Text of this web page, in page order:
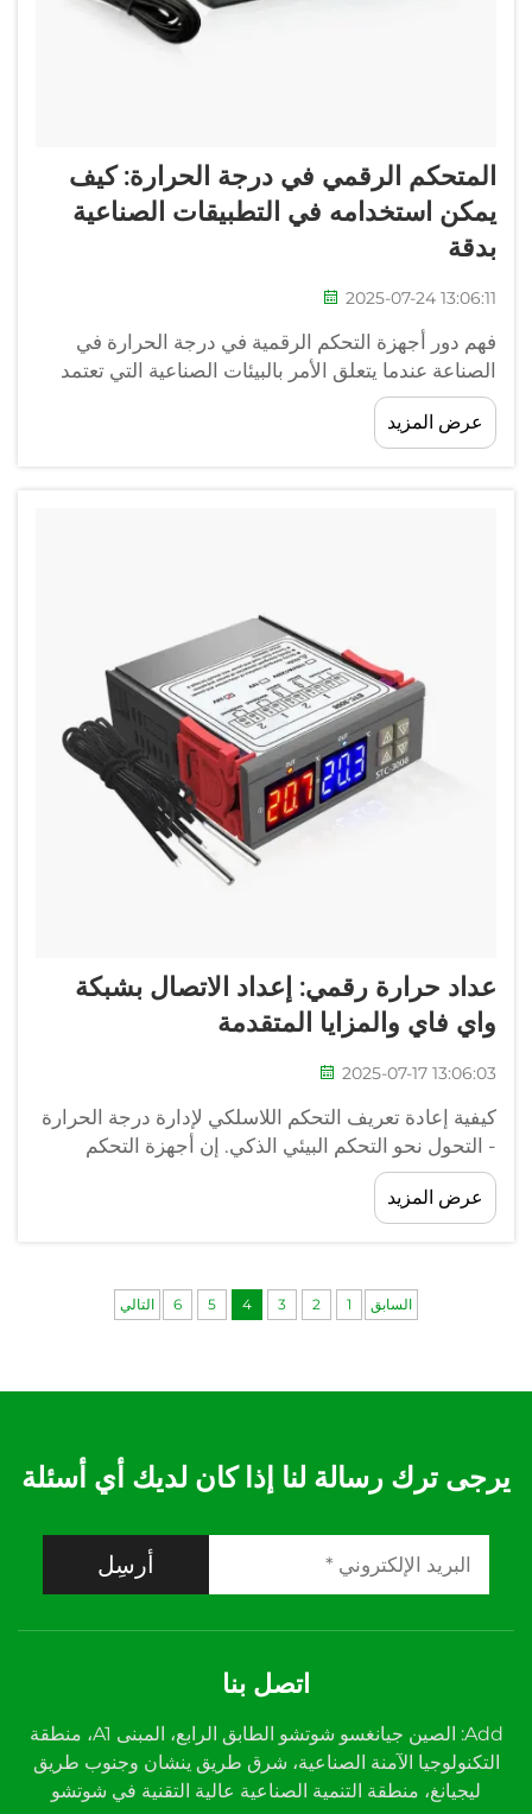
المتحكم الرقمي في درجة الحرارة: كيف
يمكن استخدامه في التطبيقات الصناعية
بدقة
2025-07-24 13:06:11
فهم دور أجهزة التحكم الرقمية في درجة الحرارة في
الصناعة عندما يتعلق الأمر بالبيئات الصناعية التي تعتمد
فيها السلامة والإنتاجية على الدقة في إنجاز المهام، فقد
أصبحت أجهزة التحكم الرقمية في درجة الحرارة ضرورة
ملحة تقريبًا...
عرض المزيد
عداد حرارة رقمي: إعداد الاتصال بشبكة
واي فاي والمزايا المتقدمة
2025-07-17 13:06:03
كيفية إعادة تعريف التحكم اللاسلكي لإدارة درجة الحرارة
- التحول نحو التحكم البيئي الذكي. إن أجهزة التحكم
الرقمية في درجة الحرارة تُحدث تغييرًا جذريًا في كيفية
إدارة الأماكن التي تكون فيها درجة الحرارة ذات أهمية
كبيرة. نحن نراها في كل مكان...
عرض المزيد
السابق 1
2
3
4
5
6 التالي
يرجى ترك رسالة لنا إذا كان لديك أي أسئلة
أرسِل
اتصل بنا
Add: الصين جيانغسو شوتشو الطابق الرابع، المبنى A1، منطقة
التكنولوجيا الآمنة الصناعية، شرق طريق ينشان وجنوب طريق
ليجيانغ، منطقة التنمية الصناعية عالية التقنية في شوتشو